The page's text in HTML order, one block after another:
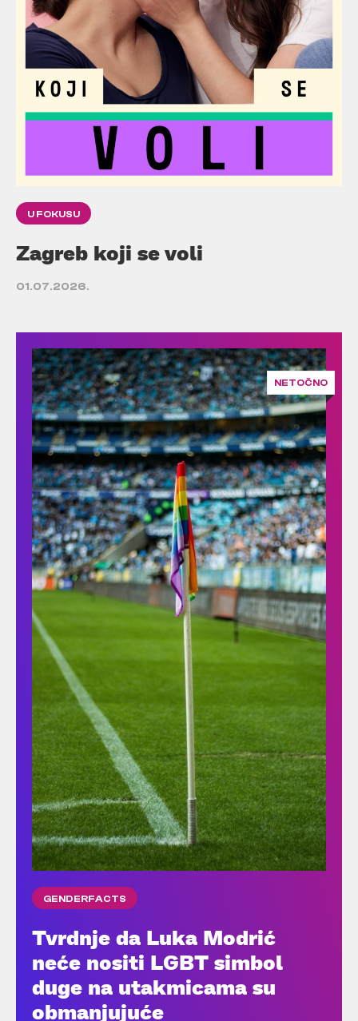
U FOKUSU
Zagreb koji se voli
01.07.2026.
NETOČNO
GENDERFACTS
Tvrdnje da Luka Modrić
neće nositi LGBT simbol
duge na utakmicama su
obmanjujuće